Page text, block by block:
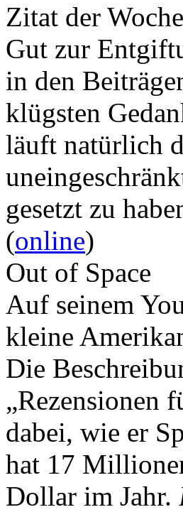
Zitat der Woche
Gut zur
in den
klügsten
läuft natürlich
gesetzt zu
(online)
Out of Space
Auf seinem
kleine
Die
„Rezensionen
dabei, wie er
hat 17
Dollar im Jahr.